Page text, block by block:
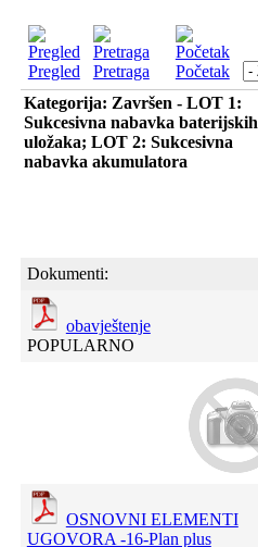
Pregled Pretraga
Početak
Kategorija: Završen - LOT 1:
Sukcesivna nabavka baterijskih
uložaka; LOT 2: Sukcesivna
nabavka akumulatora
Dokumenti:
obavještenje
POPULARNO
OSNOVNI ELEMENTI
UGOVORA -16-Plan plus